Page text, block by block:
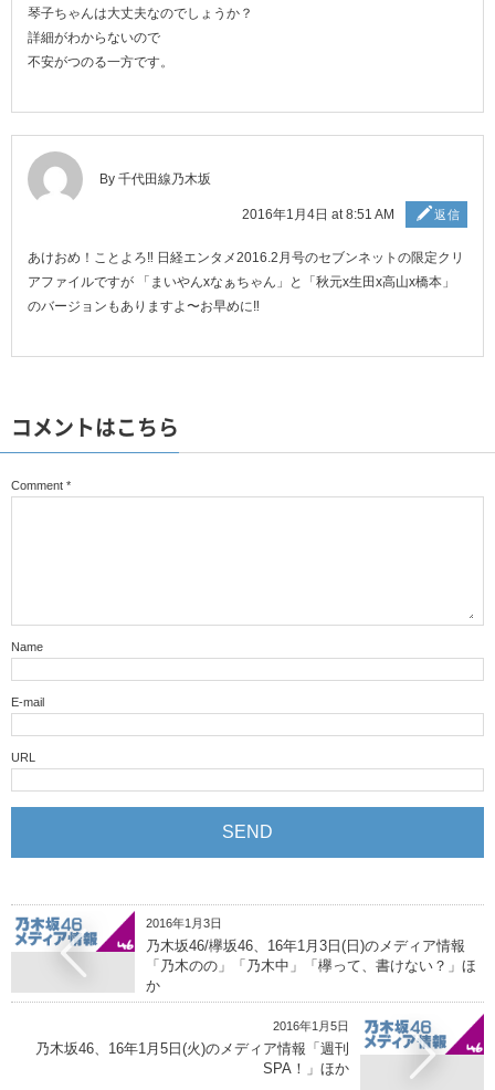
琴子ちゃんは大丈夫なのでしょうか？
詳細がわからないので
不安がつのる一方です。
By 千代田線乃木坂
2016年1月4日 at 8:51 AM 返信
あけおめ！ことよろ‼︎ 日経エンタメ2016.2月号のセブンネットの限定クリ
アファイルですが 「まいやんxなぁちゃん」と「秋元x生田x高山x橋本」
のバージョンもありますよ〜お早めに‼︎
コメントはこちら
Comment *
Name
E-mail
URL
2016年1月3日
乃木坂46/欅坂46、16年1月3日(日)のメディア情報
「乃木のの」「乃木中」「欅って、書けない？」ほ
か
2016年1月5日
乃木坂46、16年1月5日(火)のメディア情報「週刊
SPA！」ほか